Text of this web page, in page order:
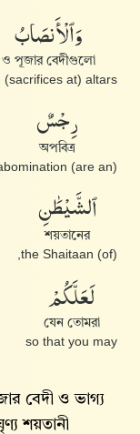
وَٱلْأَنصَابُ
ও পূজার বেদীগুলো
(sacrifices at) altars
رِجْسٌ
অপবিত্র
(are an) abomination
ٱلشَّيْطَٰنِ
শয়তানের
(of) the Shaitaan,
لَعَلَّكُمْ
যেন তোমরা
so that you may
বেদী ও ভাগ্য
শয়তানী